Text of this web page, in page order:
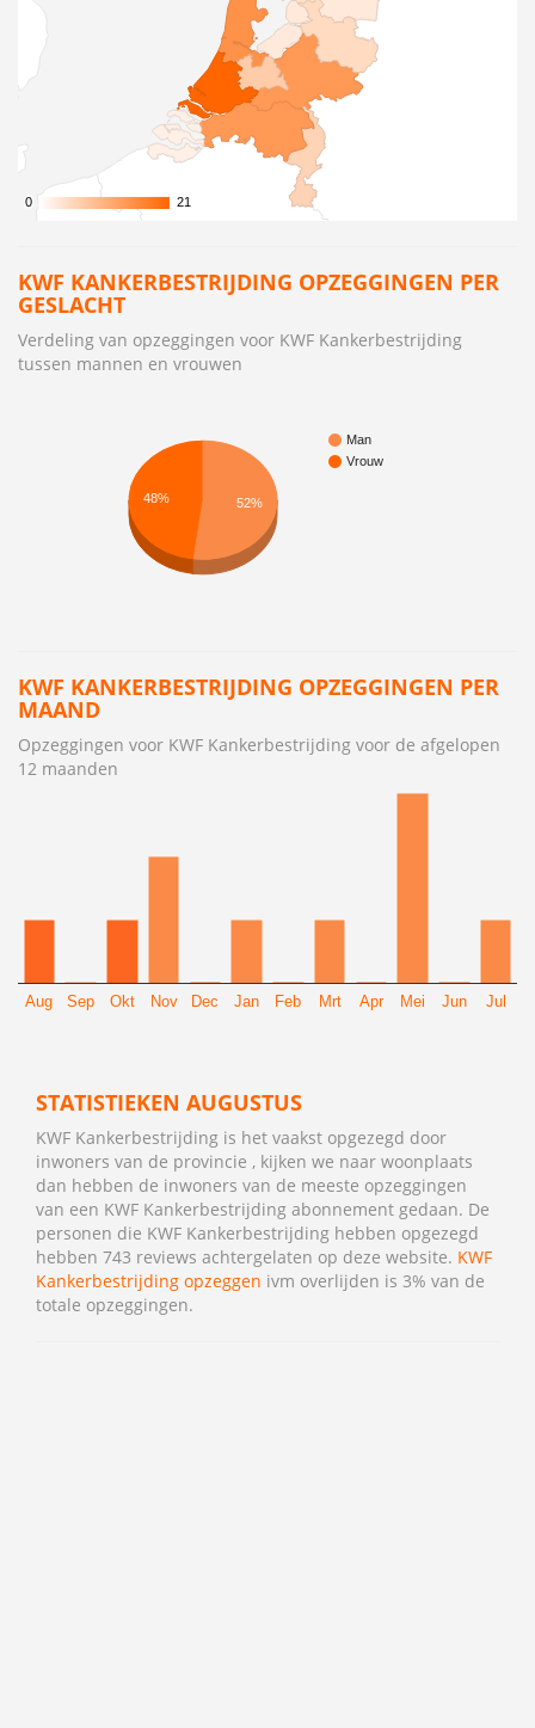
0
0 21
21
KWF KANKERBESTRIJDING OPZEGGINGEN PER
GESLACHT
Verdeling van opzeggingen voor KWF Kankerbestrijding
tussen mannen en vrouwen
Man
Vrouw
48% 52%
KWF KANKERBESTRIJDING OPZEGGINGEN PER
MAAND
Opzeggingen voor KWF Kankerbestrijding voor de afgelopen
12 maanden
Aug Sep Okt Nov Dec Jan Feb Mrt Apr Mei Jun Jul
STATISTIEKEN AUGUSTUS
KWF Kankerbestrijding is het vaakst opgezegd door
inwoners van de provincie , kijken we naar woonplaats
dan hebben de inwoners van de meeste opzeggingen
van een KWF Kankerbestrijding abonnement gedaan. De
personen die KWF Kankerbestrijding hebben opgezegd
hebben 743 reviews achtergelaten op deze website. KWF
Kankerbestrijding opzeggen ivm overlijden is 3% van de
totale opzeggingen.